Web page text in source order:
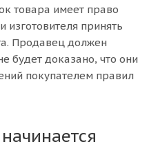
товара имеет право
изготовителя принять
Продавец должен
будет доказано, что они
покупателем правил